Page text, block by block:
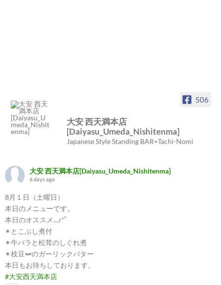
506
大安 西天満本店
[Daiyasu_Umeda_Nishitenma]
Japanese Style Standing BAR=Tachi-Nomi
大安 西天満本店[Daiyasu_Umeda_Nishitenma]
6 days ago
8月１日（土曜日）
本日のメニューです。
本日のオススメ...♪*ﾟ
✴︎とこぶし煮付
✴︎牛バラと松茸のしぐれ煮
✴︎枝豆🫛のガーリックバター
本日もお待ちしております。
#大安西天満本店